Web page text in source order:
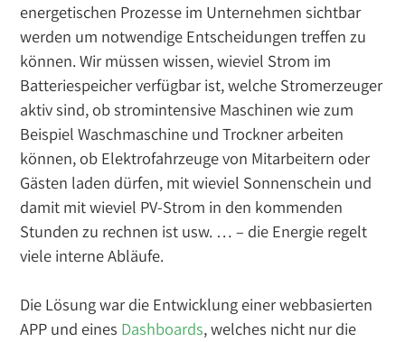
energetischen Prozesse im Unternehmen sichtbar
werden um notwendige Entscheidungen treffen zu
können. Wir müssen wissen, wieviel Strom im
Batteriespeicher verfügbar ist, welche Stromerzeuger
aktiv sind, ob stromintensive Maschinen wie zum
Beispiel Waschmaschine und Trockner arbeiten
können, ob Elektrofahrzeuge von Mitarbeitern oder
Gästen laden dürfen, mit wieviel Sonnenschein und
damit mit wieviel PV-Strom in den kommenden
Stunden zu rechnen ist usw. … – die Energie regelt
viele interne Abläufe.
Die Lösung war die Entwicklung einer webbasierten
APP und eines Dashboards, welches nicht nur die